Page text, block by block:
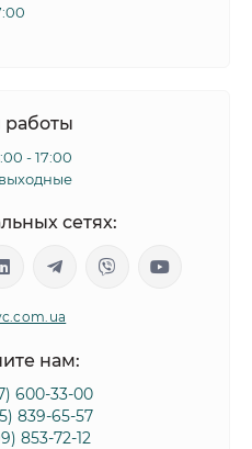
- 17:00
сетях:
нам:
600-33-00
839-65-57
853-72-12